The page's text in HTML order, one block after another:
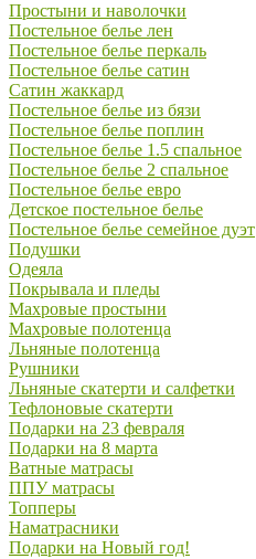
Простыни и наволочки
Постельное белье лен
Постельное белье перкаль
Постельное белье сатин
Сатин жаккард
Постельное белье из бязи
Постельное белье поплин
Постельное белье 1.5 спальное
Постельное белье 2 спальное
Постельное белье евро
Детское постельное белье
Постельное белье семейное дуэт
Подушки
Одеяла
Покрывала и пледы
Махровые простыни
Махровые полотенца
Льняные полотенца
Рушники
Льняные скатерти и салфетки
Тефлоновые скатерти
Подарки на 23 февраля
Подарки на 8 марта
Ватные матрасы
ППУ матрасы
Топперы
Наматрасники
Подарки на Новый год!